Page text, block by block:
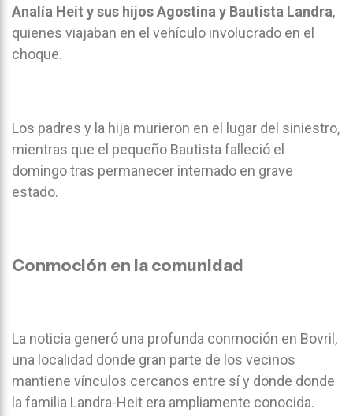
Analía Heit y sus hijos Agostina y Bautista Landra,
quienes viajaban en el vehículo involucrado en el
choque.
Los padres y la hija murieron en el lugar del siniestro,
mientras que el pequeño Bautista falleció el
domingo tras permanecer internado en grave
estado.
Conmoción en la comunidad
La noticia generó una profunda conmoción en Bovril,
una localidad donde gran parte de los vecinos
mantiene vínculos cercanos entre sí y donde donde
la familia Landra-Heit era ampliamente conocida.